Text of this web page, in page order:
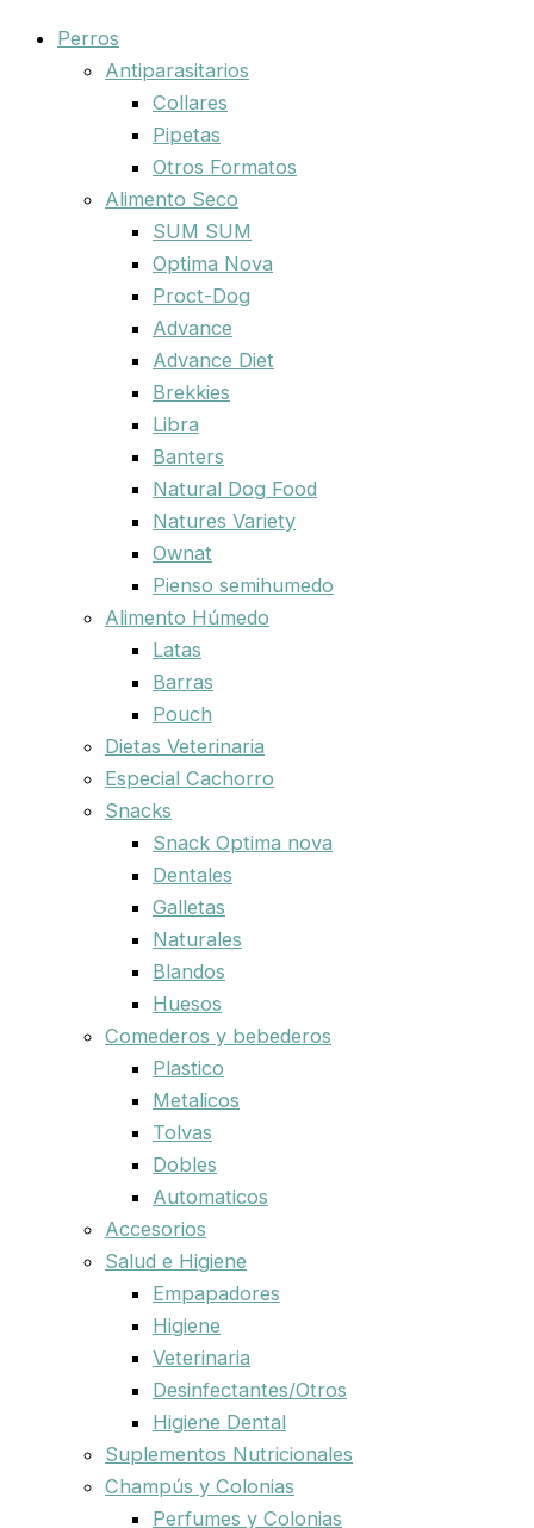
Perros
Antiparasitarios
Collares
Pipetas
Otros Formatos
Alimento Seco
SUM SUM
Optima Nova
Proct-Dog
Advance
Advance Diet
Brekkies
Libra
Banters
Natural Dog Food
Natures Variety
Ownat
Pienso semihumedo
Alimento Húmedo
Latas
Barras
Pouch
Dietas Veterinaria
Especial Cachorro
Snacks
Snack Optima nova
Dentales
Galletas
Naturales
Blandos
Huesos
Comederos y bebederos
Plastico
Metalicos
Tolvas
Dobles
Automaticos
Accesorios
Salud e Higiene
Empapadores
Higiene
Veterinaria
Desinfectantes/Otros
Higiene Dental
Suplementos Nutricionales
Champús y Colonias
Perfumes y Colonias